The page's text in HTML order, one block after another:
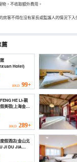
物，不收取額外費用。
房客不得在沒有家長或監護人的情況下入
薦
Hotel)
HKD 99+
HE LI•親
美宿(上海金山
店) (FENGHELI)
HKD 289+
假酒店(金山北